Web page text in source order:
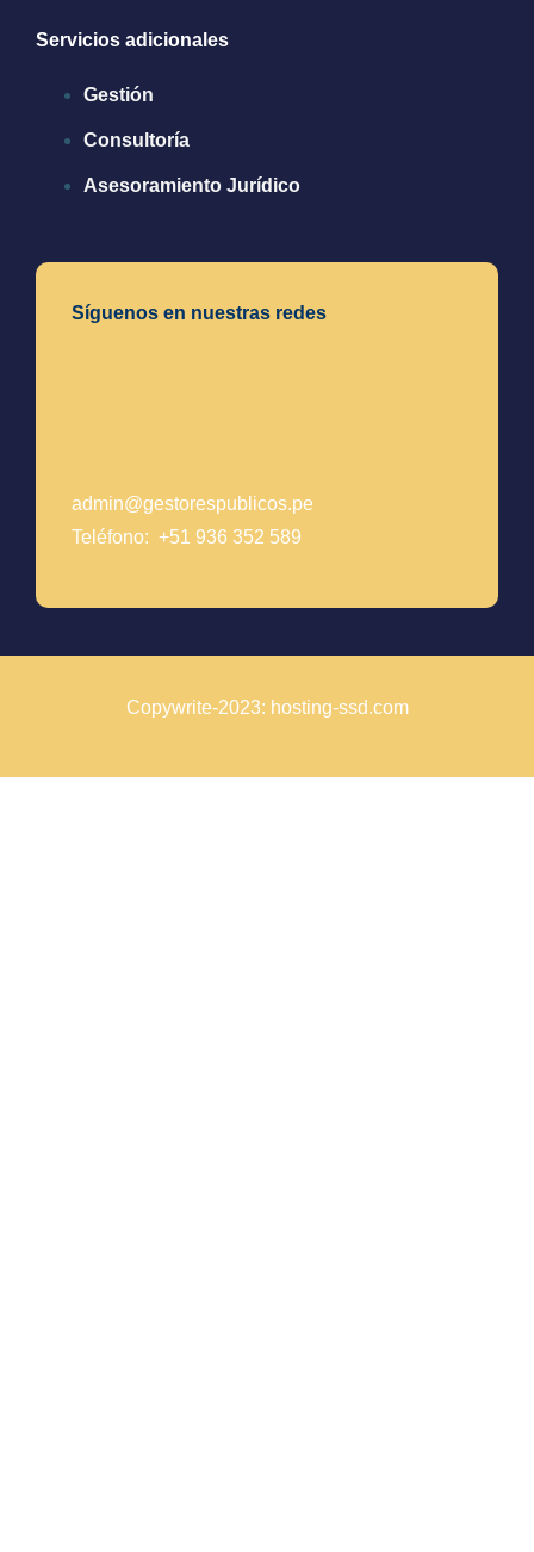
Servicios adicionales
Gestión
Consultoría
Asesoramiento Jurídico
Síguenos en nuestras redes
admin@gestorespublicos.pe
Teléfono: +51 936 352 589
Copywrite-2023: hosting-ssd.com